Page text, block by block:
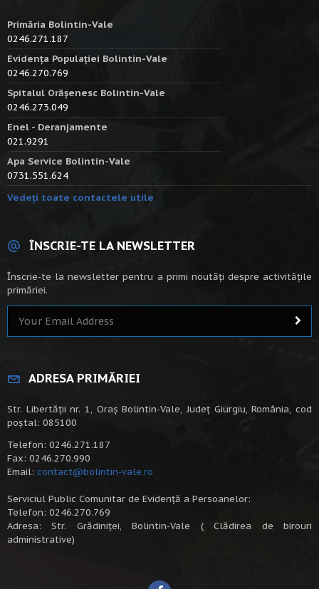
Primăria Bolintin-Vale
0246.271.187
Evidența Populației Bolintin-Vale
0246.270.769
Spitalul Orășenesc Bolintin-Vale
0246.273.049
Enel - Deranjamente
021.9291
Apa Service Bolintin-Vale
0731.551.624
Vedeți toate contactele utile
ÎNSCRIE-TE LA NEWSLETTER
Înscrie-te la newsletter pentru a primi noutăți despre activitățile
primăriei.
ADRESA PRIMĂRIEI
Str. Libertății nr. 1, Oraș Bolintin-Vale, Județ Giurgiu, România, cod
poștal: 085100
Telefon: 0246.271.187
Fax: 0246.270.990
Email: contact@bolintin-vale.ro
Serviciul Public Comunitar de Evidență a Persoanelor:
Telefon: 0246.270.769
Adresa: Str. Grădiniței, Bolintin-Vale ( Clădirea de birouri
administrative)